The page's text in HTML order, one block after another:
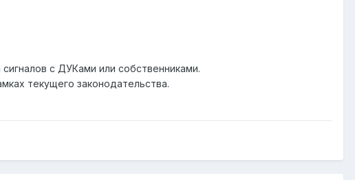
с ДУКами или собственниками.
текущего законодательства.